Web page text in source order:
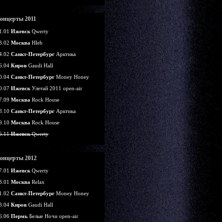
2011
Ижевск Qwerty
Москва Hleb
Санкт-Петербург Арктика
Киров Gaudi Hall
Санкт-Петербург Money Honey
Ижевск Улетай 2011 open-air
Москва Rock House
Санкт-Петербург Арктика
Москва Rock House
ИжевскQwerty
2012
Ижевск Qwerty
Москва Relax
Санкт-Петербург Money Honey
Киров Gaudi Hall
Пермь Белые Ночи open-air